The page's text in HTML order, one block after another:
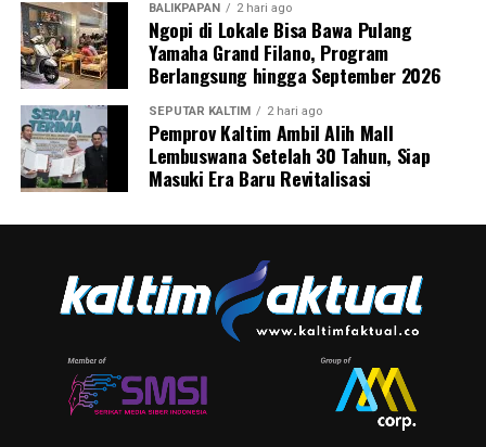
BALIKPAPAN 2 hari ago
Ngopi di Lokale Bisa Bawa Pulang
Yamaha Grand Filano, Program
Berlangsung hingga September 2026
SEPUTAR KALTIM 2 hari ago
Pemprov Kaltim Ambil Alih Mall
Lembuswana Setelah 30 Tahun, Siap
Masuki Era Baru Revitalisasi